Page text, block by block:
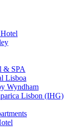
& SPA
Lisboa
Wyndham
Lisbon (IHG)